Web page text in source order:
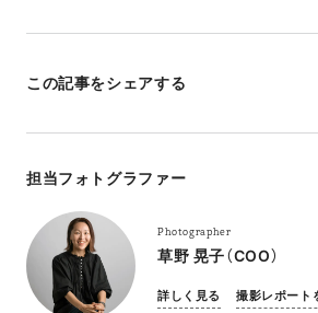
この記事をシェアする
担当フォトグラファー
Photographer
草野 晃子（COO）
詳しく見る 撮影レポート